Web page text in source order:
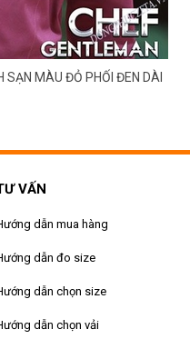
SẠN MÀU ĐỎ PHỐI ĐEN DÀI
VẤN
dẫn mua hàng
dẫn đo size
dẫn chọn size
dẫn chọn vải